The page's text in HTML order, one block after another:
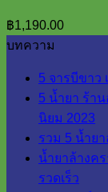
฿1,190.00
บทความ
5 จารบีขาว
5 น้ำยา ร้า
นิยม 2023
รวม 5 น้ำย
น้ำยาล้างค
รวดเร็ว